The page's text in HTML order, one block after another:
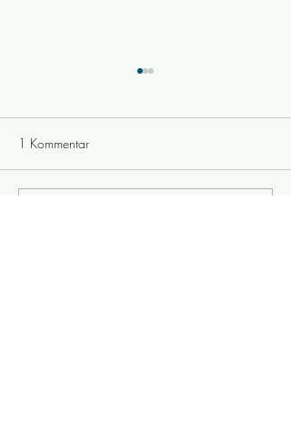
1 Kommentar